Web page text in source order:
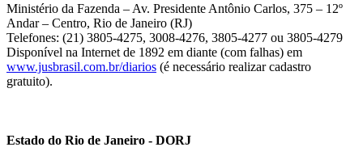
Ministério da Fazenda – Av. Presidente Antônio Carlos, 375 – 12º
Andar – Centro, Rio de Janeiro (RJ)
Telefones: (21) 3805-4275, 3008-4276, 3805-4277 ou 3805-4279
Disponível na Internet de 1892 em diante (com falhas) em
www.jusbrasil.com.br/diarios (é necessário realizar cadastro
gratuito).
Estado do Rio de Janeiro - DORJ